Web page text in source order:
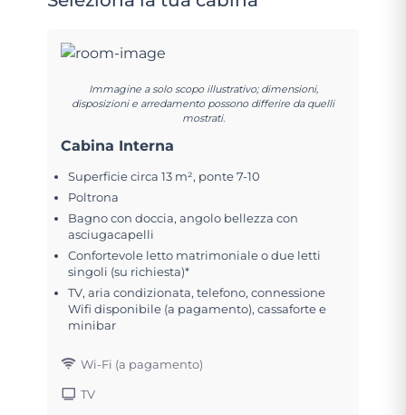
Immagine a solo scopo illustrativo; dimensioni,
disposizioni e arredamento possono differire da quelli
mostrati.
Cabina Interna
Superficie circa 13 m², ponte 7-10
Poltrona
Bagno con doccia, angolo bellezza con
asciugacapelli
Confortevole letto matrimoniale o due letti
singoli (su richiesta)*
TV, aria condizionata, telefono, connessione
Wifi disponibile (a pagamento), cassaforte e
minibar
Wi-Fi (a pagamento)
TV